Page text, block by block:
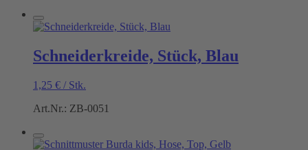
Schneiderkreide, Stück, Blau
1,25 € / Stk.
Art.Nr.: ZB-0051